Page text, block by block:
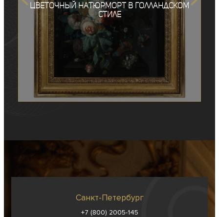
Цветочный натюрморт в голландском
стиле
Санкт-Петербург
+7 (800) 2005-145